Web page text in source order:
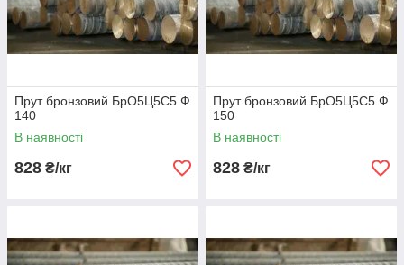
Прут бронзовий БрО5Ц5С5 Ф
140
В наявності
828 ₴/кг
Прут бронзовий БрО5Ц5С5 Ф
150
В наявності
828 ₴/кг